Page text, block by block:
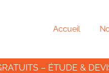
Accueil
– ÉTUDE &